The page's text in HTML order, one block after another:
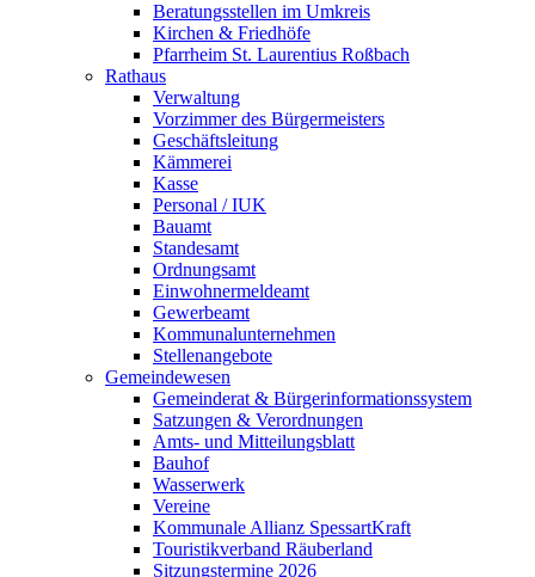
Beratungsstellen im Umkreis
Kirchen & Friedhöfe
Pfarrheim St. Laurentius Roßbach
Rathaus
Verwaltung
Vorzimmer des Bürgermeisters
Geschäftsleitung
Kämmerei
Kasse
Personal / IUK
Bauamt
Standesamt
Ordnungsamt
Einwohnermeldeamt
Gewerbeamt
Kommunalunternehmen
Stellenangebote
Gemeindewesen
Gemeinderat & Bürgerinformationssystem
Satzungen & Verordnungen
Amts- und Mitteilungsblatt
Bauhof
Wasserwerk
Vereine
Kommunale Allianz SpessartKraft
Touristikverband Räuberland
Sitzungstermine 2026